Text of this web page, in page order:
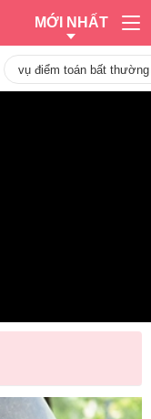
MỚI NHẤT
vụ điểm toán bất